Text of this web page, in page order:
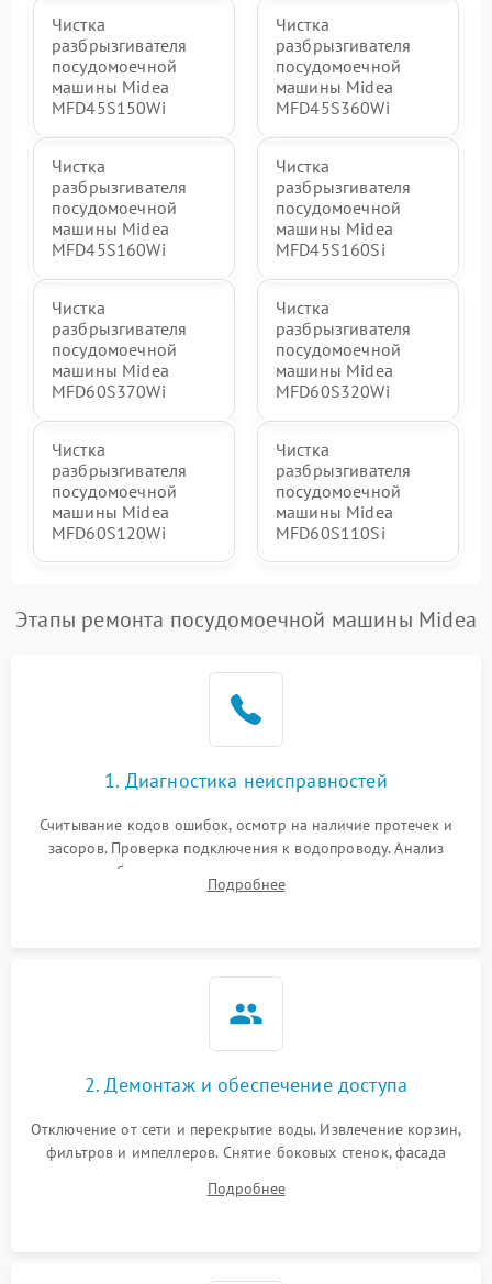
Чистка
разбрызгивателя
посудомоечной
машины Midea
MFD45S150Wi
Чистка
разбрызгивателя
посудомоечной
машины Midea
MFD45S360Wi
Чистка
разбрызгивателя
посудомоечной
машины Midea
MFD45S160Wi
Чистка
разбрызгивателя
посудомоечной
машины Midea
MFD45S160Si
Чистка
разбрызгивателя
посудомоечной
машины Midea
MFD60S370Wi
Чистка
разбрызгивателя
посудомоечной
машины Midea
MFD60S320Wi
Чистка
разбрызгивателя
посудомоечной
машины Midea
MFD60S120Wi
Чистка
разбрызгивателя
посудомоечной
машины Midea
MFD60S110Si
Этапы ремонта посудомоечной машины Midea
1. Диагностика неисправностей
Считывание кодов ошибок, осмотр на наличие протечек и
засоров. Проверка подключения к водопроводу. Анализ
жалоб на отсутствие слива, нагрева, вращения
разбрызгивателей или срабатывание системы защиты
Подробнее
2. Демонтаж и обеспечение доступа
Отключение от сети и перекрытие воды. Извлечение корзин,
фильтров и импеллеров. Снятие боковых стенок, фасада
циркуляционному насосу, ТЭНу и сливной помпе.
Подробнее